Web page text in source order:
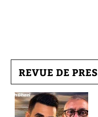
REVUE DE